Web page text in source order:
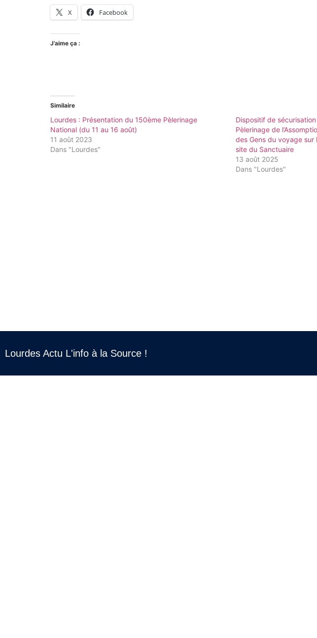
X Facebook
J’aime ça :
Similaire
Lourdes : Présentation du 150ème Pèlerinage
National (du 11 au 16 août)
11 août 2023
Dans "Lourdes"
Dispositif de
Pèlerinage de
des Gens du voyage
site du Sanctuaire
13 août 2025
Dans "Lourdes"
Lourdes Actu L'info à la Source !